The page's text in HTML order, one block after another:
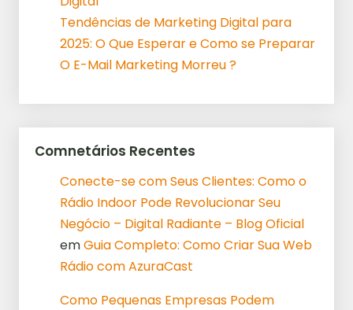
Tendências de Marketing Digital para
2025: O Que Esperar e Como se Preparar
O E-Mail Marketing Morreu ?
Comnetários Recentes
Conecte-se com Seus Clientes: Como o
Rádio Indoor Pode Revolucionar Seu
Negócio – Digital Radiante – Blog Oficial
emGuia Completo: Como Criar Sua Web
Rádio com AzuraCast
Como Pequenas Empresas Podem